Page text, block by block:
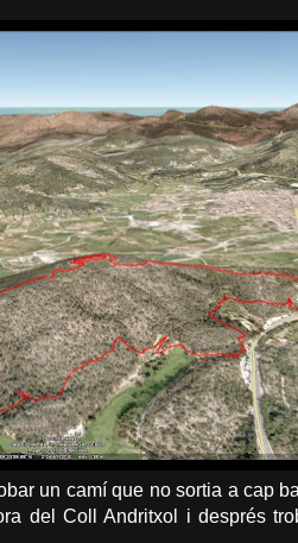
un camí que no sortia a cap
del Coll Andritxol i després